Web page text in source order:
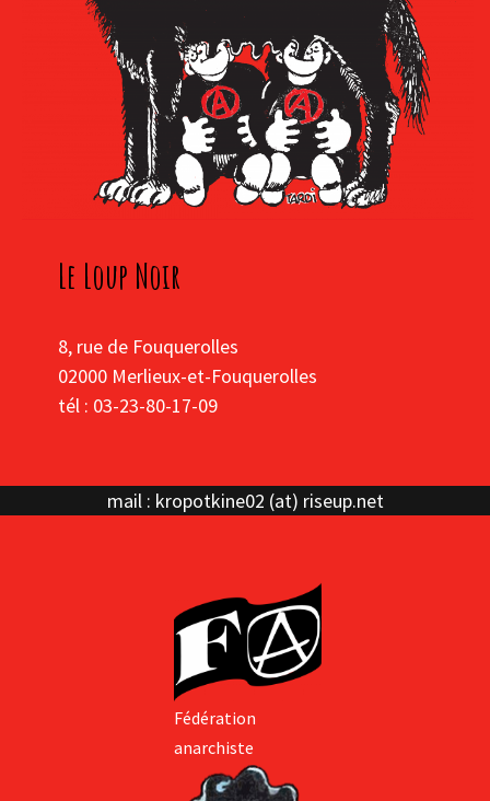
Le Loup Noir
8, rue de Fouquerolles
02000 Merlieux-et-Fouquerolles
tél : 03-23-80-17-09
mail : kropotkine02 (at) riseup.net
Fédération
anarchiste